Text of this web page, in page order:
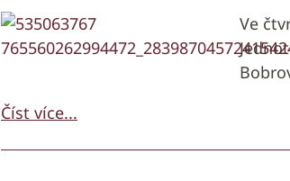
Ve
Číst více...